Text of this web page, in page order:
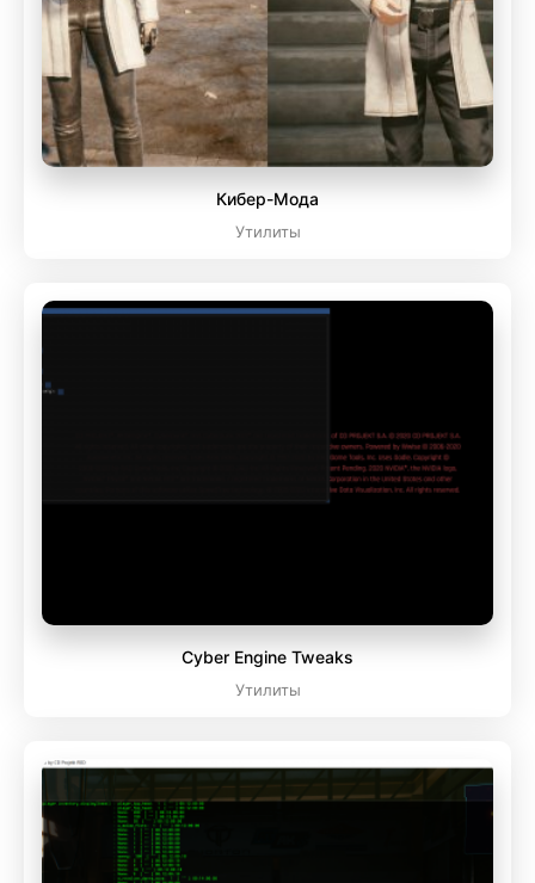
Кибер-Мода
Утилиты
Cyber Engine Tweaks
Утилиты